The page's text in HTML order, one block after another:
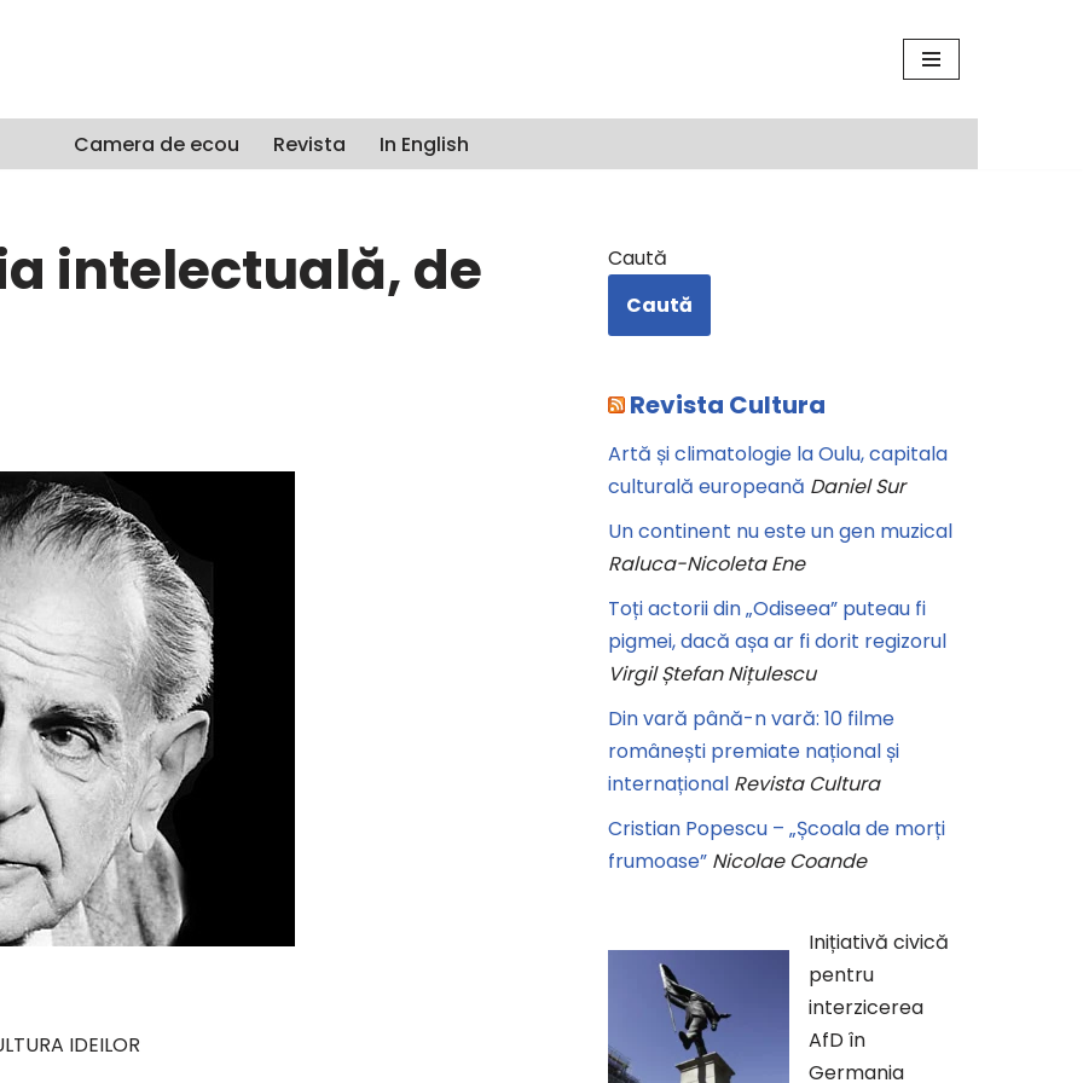
Camera de ecou Revista In English
intelectuală, de
IDEILOR
Caută
Caută
Revista Cultura
Artă și climatologie la Oulu, capitala
culturală europeană Daniel Sur
Un continent nu este un gen muzical
Raluca-Nicoleta Ene
Toți actorii din „Odiseea” puteau fi
pigmei, dacă așa ar fi dorit regizorul
Virgil Ștefan Nițulescu
Din vară până-n vară: 10 filme
românești premiate național și
internațional Revista Cultura
Cristian Popescu – „Școala de morți
frumoase” Nicolae Coande
Inițiativă civică
pentru
interzicerea
AfD în
Germania